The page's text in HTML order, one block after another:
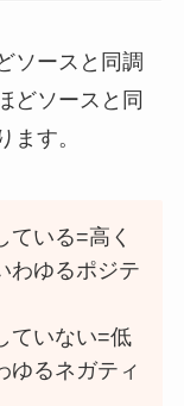
ソースと同調
どソースと同
ます。
ている=高く
わゆるポジテ
ていない=低
ゆるネガティ